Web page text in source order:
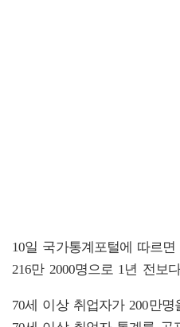
10일 국가통계포털에 따르
216만 2000명으로 1년 전보
70세 이상 취업자가 200만